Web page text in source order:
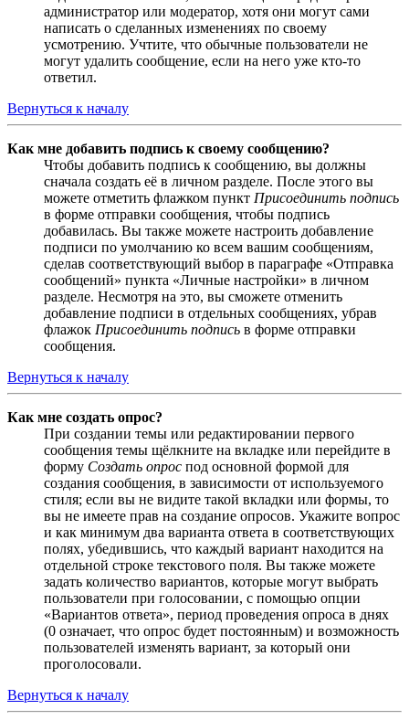
администратор или модератор, хотя они могут сами
написать о сделанных изменениях по своему
усмотрению. Учтите, что обычные пользователи не
могут удалить сообщение, если на него уже кто-то
ответил.
Вернуться к началу
Как мне добавить подпись к своему сообщению?
Чтобы добавить подпись к сообщению, вы должны
сначала создать её в личном разделе. После этого вы
можете отметить флажком пункт Присоединить подпись
в форме отправки сообщения, чтобы подпись
добавилась. Вы также можете настроить добавление
подписи по умолчанию ко всем вашим сообщениям,
сделав соответствующий выбор в параграфе «Отправка
сообщений» пункта «Личные настройки» в личном
разделе. Несмотря на это, вы сможете отменить
добавление подписи в отдельных сообщениях, убрав
флажок Присоединить подпись в форме отправки
сообщения.
Вернуться к началу
Как мне создать опрос?
При создании темы или редактировании первого
сообщения темы щёлкните на вкладке или перейдите в
форму Создать опрос под основной формой для
создания сообщения, в зависимости от используемого
стиля; если вы не видите такой вкладки или формы, то
вы не имеете прав на создание опросов. Укажите вопрос
и как минимум два варианта ответа в соответствующих
полях, убедившись, что каждый вариант находится на
отдельной строке текстового поля. Вы также можете
задать количество вариантов, которые могут выбрать
пользователи при голосовании, с помощью опции
«Вариантов ответа», период проведения опроса в днях
(0 означает, что опрос будет постоянным) и возможность
пользователей изменять вариант, за который они
проголосовали.
Вернуться к началу